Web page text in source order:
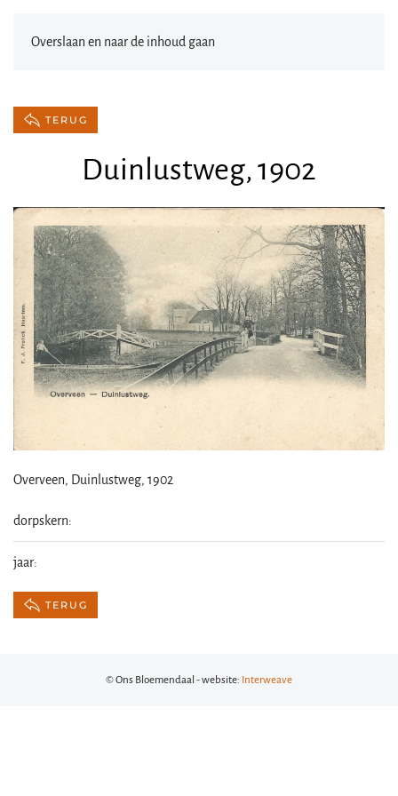
Overslaan en naar de inhoud gaan
TERUG
Duinlustweg, 1902
Overveen, Duinlustweg, 1902
dorpskern:
jaar:
TERUG
© Ons Bloemendaal - website: Interweave